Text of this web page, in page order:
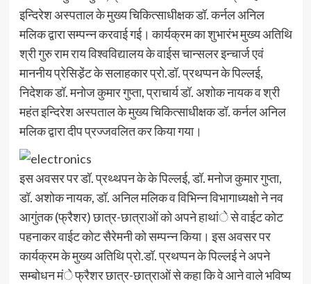
इन्दिरेश अस्पताल के मुख्य चिकित्साधीक्षक डॉ. कर्नल अनिल
मलिक द्वारा सम्पन्न करवाई गई। कार्यक्रम का शुभारंभ मुख्य अतिथि
श्री गुरु राम राय विश्वविद्यालय के वाईस चान्सलर इन्चार्ज एवं
माननीय प्रेसिडे़ंट के सलाहकार प्रो.डॉ. प्रथप्पन के पिल्लई,
निदेशक डॉ. मनोज कुमार गुप्ता, प्राचार्य डॉ. अशोक नायक व श्री
महंत इन्दिरेश अस्पताल के मुख्य चिकित्साधीक्षक डॉ. कर्नल अनिल
मलिक द्वारा दीप प्रज्जवलित कर किया गया।
इस अवसर पर डॉ. प्रथ्थपन के के पिल्लई, डॉ. मनोज कुमार गुप्ता,
डॉ. अशोक नायक, डॉ. अनिल मलिक व विभिन्न विभागाध्यक्षो ने नव
आगुंतक (फ्रैशर) छात्र-छात्राओं को अपने हाथांे से वाईट कोट
पहनाकर वाईट कोट सैरेमनी को सम्पन्न किया। इस अवसर पर
कार्यक्रम के मुख्य अतिथि प्रो.डॉ. प्रथप्पन के पिल्लई ने अपने
सम्बोधन मंे फ्रैशर छात्र-छात्राओं से कहा कि वे आने वाले भविष्य